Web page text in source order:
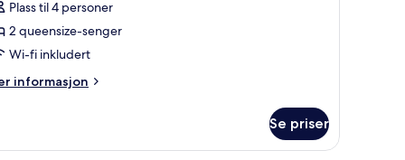
Plass til 4 personer
2 queensize-senger
Wi-fi inkludert
informasjon
Se priser